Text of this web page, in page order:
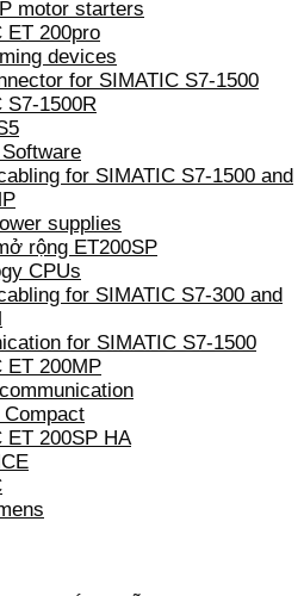
motor starters
ET 200pro
devices
for SIMATIC S7-1500
S7-1500R
for SIMATIC S7-1500 and
supplies
rộng ET200SP
CPUs
for SIMATIC S7-300 and
for SIMATIC S7-1500
ET 200MP
Compact
ET 200SP HA